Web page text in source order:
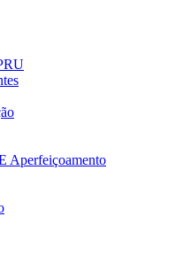
Aperfeiçoamento